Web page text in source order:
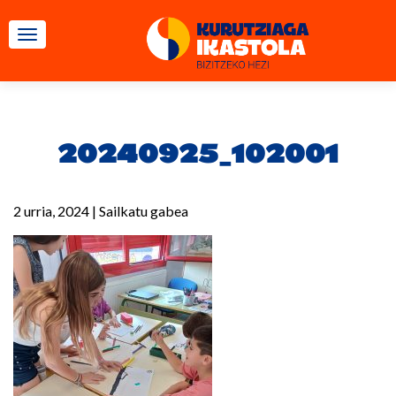
TOGGLE NAVIGATION
20240925_102001
2 urria, 2024 | Sailkatu gabea